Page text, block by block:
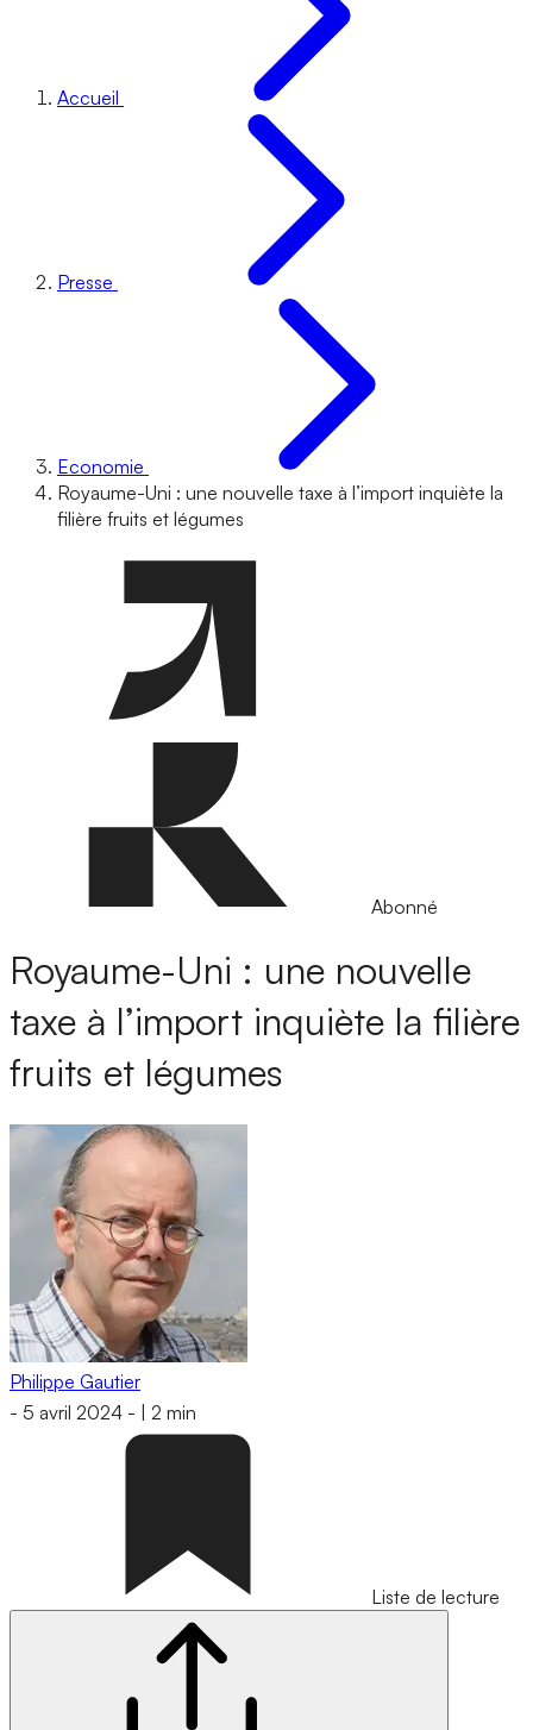
Accueil
Presse
Economie
Royaume-Uni : une nouvelle taxe à l’import inquiète la
filière fruits et légumes
Abonné
Royaume-Uni : une nouvelle
taxe à l’import inquiète la filière
fruits et légumes
Philippe Gautier
- 5 avril 2024 - 2 min
Liste de lecture